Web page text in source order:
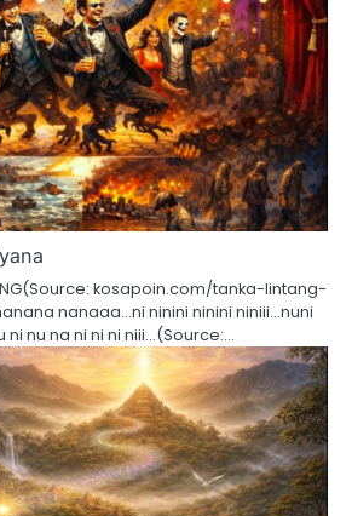
kosapoin.com/tanka-lintang-
nanaaa…ni ninini ninini niniii…nuni
nu na ni ni ni niii…(Source:…